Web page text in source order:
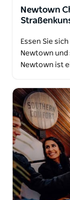
Newtown
Essen Sie
Newtown und
Newtown ist